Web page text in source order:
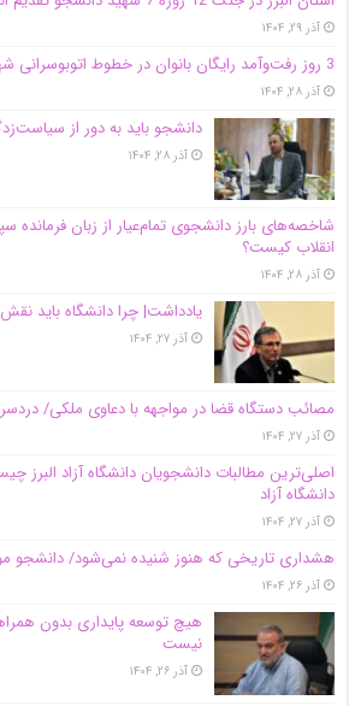
آذر ۲۹, ۱۴۰۴
3 روز رفت‌وآمد رایگان بانوان در خطوط اتوبوسرانی شهری کرج
آذر ۲۸, ۱۴۰۴
دانشجو باید به دور از
آذر ۲۸, ۱۴۰۴
شاخصه‌های بارز دانشجوی تمام‌عیار از زبان فرمانده
انقلاب کیست؟
آذر ۲۸, ۱۴۰۴
یادداشت| چرا دانشگاه باید نقش
آذر ۲۷, ۱۴۰۴
مصائب دستگاه قضا در مواجهه با دعاوی ملکی/
آذر ۲۷, ۱۴۰۴
اصلی‌ترین مطالبات دانشجویان دانشگاه آزاد
دانشگاه آز‌اد
آذر ۲۷, ۱۴۰۴
هشداری تاریخی که هنوز شنیده نمی‌شود/ دانشجو
آذر ۲۶, ۱۴۰۴
هیچ توسعه پایداری بدون
نیست
آذر ۲۶, ۱۴۰۴